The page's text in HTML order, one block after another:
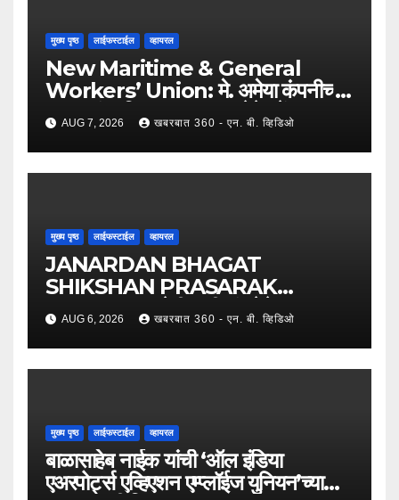
मुख्य पृष्ठ लाईफस्टाईल व्हायरल
New Maritime & General
Workers’ Union: मे. अमेया कंपनीच्या
कामगारांना दिलासा; कामगार नेते महेंद्र घरत
यांच्या नेतृत्वात ७,२०० रुपयांची ऐतिहासिक
पगारवाढ !
AUG 7, 2026 खबरबात 360 - एन. बी. व्हिडिओ
मुख्य पृष्ठ लाईफस्टाईल व्हायरल
JANARDAN BHAGAT
SHIKSHAN PRASARAK
SANSTHA: जेबीएसपी संस्थेचे मुख्य
प्रशासकीय कार्यालय आणि अत्याधुनिक मूट
कोर्टचे थाटात लोकार्पण !
AUG 6, 2026 खबरबात 360 - एन. बी. व्हिडिओ
मुख्य पृष्ठ लाईफस्टाईल व्हायरल
बाळासाहेब नाईक यांची ‘ऑल इंडिया
एअरपोर्ट्स एव्हिएशन एम्प्लॉईज युनियन’च्या